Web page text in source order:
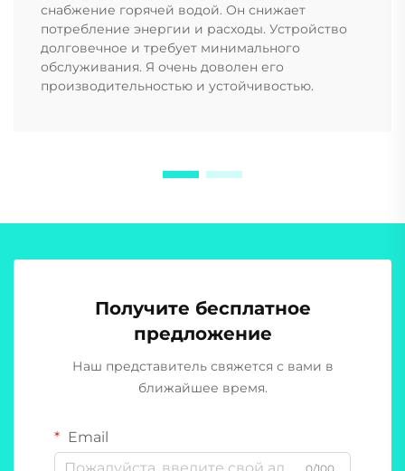
снабжение горячей водой. Он снижает
потребление энергии и расходы. Устройство
долговечное и требует минимального
обслуживания. Я очень доволен его
производительностью и устойчивостью.
Получите бесплатное
предложение
Наш представитель свяжется с вами в
ближайшее время.
Email